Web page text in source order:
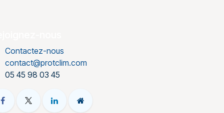
Contactez-nous
contact@protclim.com
05 45 98 03 45